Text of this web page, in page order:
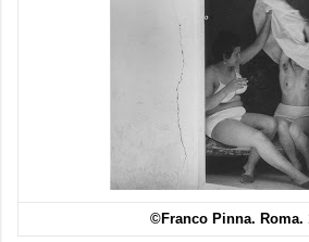
©Franco Pinna. Roma.